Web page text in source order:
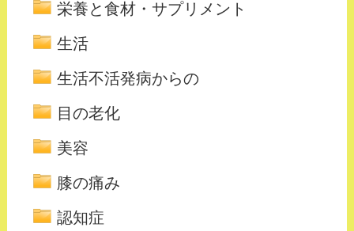
栄養と食材・サプリメント
生活
生活不活発病からの
目の老化
美容
膝の痛み
認知症